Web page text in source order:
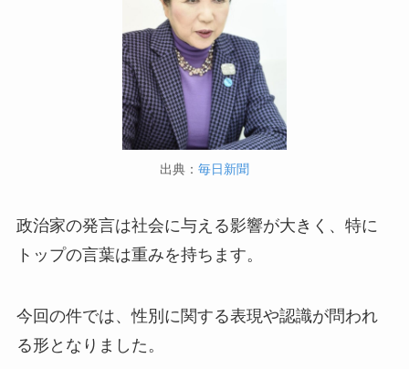
出典： 毎日新聞
政治家の発言は社会に与える影響が大きく、特に
トップの言葉は重みを持ちます。
今回の件では、性別に関する表現や認識が問われ
る形となりました。